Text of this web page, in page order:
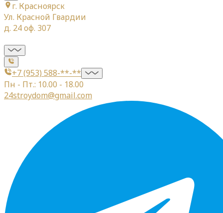
г. Красноярск
Ул. Красной Гвардии
д. 24 оф. 307
+7 (953) 588-**-**
Пн - Пт.: 10.00 - 18.00
24stroydom@gmail.com